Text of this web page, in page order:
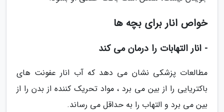
خواص انار برای بچه ها
- انار التهابات را درمان می کند
مطالعات پزشکی نشان می دهد که آب انار عفونت های
باکتریایی را از بین می برد ، مواد تحریک کننده از بدن را از
بین می برد و التهاب را به حداقل می رساند.